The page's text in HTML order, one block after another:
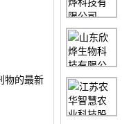
物的最新